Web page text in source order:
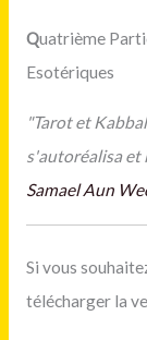
Quatrième
Esotériques
"Tarot et
s'autoréalisa et
Samael Aun
Si vous
télécharger la